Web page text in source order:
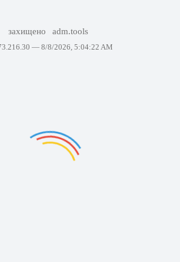
захищено adm.tools
— 8/8/2026, 5:04:22 AM